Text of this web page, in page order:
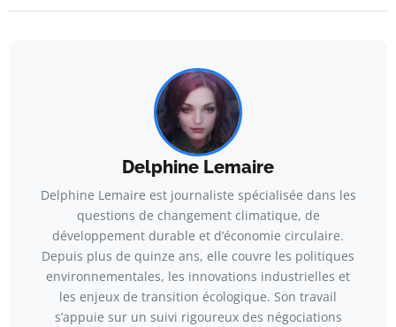
Delphine Lemaire
Delphine Lemaire est journaliste spécialisée dans les
questions de changement climatique, de
développement durable et d’économie circulaire.
Depuis plus de quinze ans, elle couvre les politiques
environnementales, les innovations industrielles et
les enjeux de transition écologique. Son travail
s’appuie sur un suivi rigoureux des négociations